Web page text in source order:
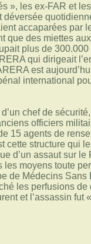
», les ex-FAR et
déversée
accaparées par
que des miettes
plus de 300.000
qui dirigeait
est
international
chef de
officiers
15 agents de
cette structure qui
d’un assaut sur
moyens toute
de Médecins Sans
les perfusions de
et l’assassin fut